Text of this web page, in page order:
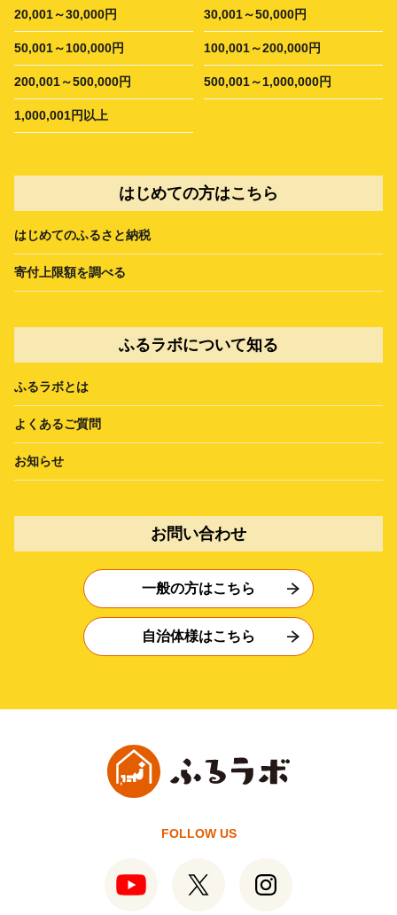
20,001～30,000円 30,001～50,000円
50,001～100,000円 100,001～200,000円
200,001～500,000円 500,001～1,000,000円
1,000,001円以上
はじめての方はこちら
はじめてのふるさと納税
寄付上限額を調べる
ふるラボについて知る
ふるラボとは
よくあるご質問
お知らせ
お問い合わせ
一般の方はこちら
自治体様はこちら
FOLLOW US